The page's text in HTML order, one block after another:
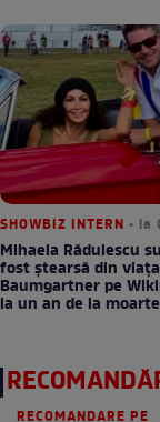
SHOWBIZ INTERN • la
Mihaela Rădulescu
fost ștearsă din
Baumgartner pe
la un an de la